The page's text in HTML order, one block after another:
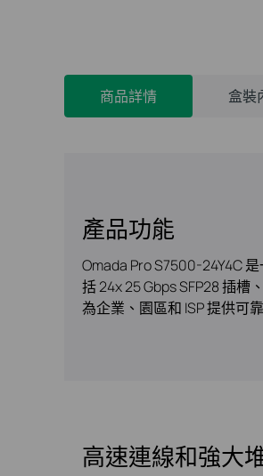
商品詳情 盒裝
產品功能
Omada Pro S7500-24Y4C
括 24x 25 Gbps SFP28 插
為企業、園區和 ISP 提供可
高速連線和強大